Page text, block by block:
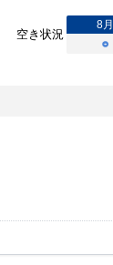
空き状況
8月
○